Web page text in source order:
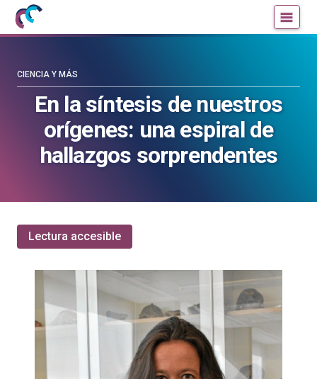
Mujeres
con
blog
En la síntesis de nuestros
orígenes: una espiral de
hallazgos sorprendentes
CIENCIA Y MÁS
Lectura accesible